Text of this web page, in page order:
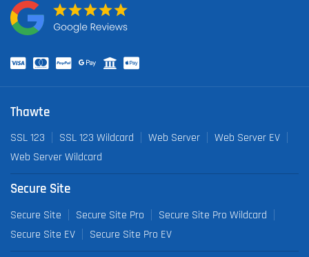
Thawte
SSL 123 SSL 123 Wildcard Web Server
Web Server EV
Web Server Wildcard
Secure Site
Secure Site Secure Site Pro
Secure Site Pro Wildcard
Secure Site EV
Secure Site Pro EV